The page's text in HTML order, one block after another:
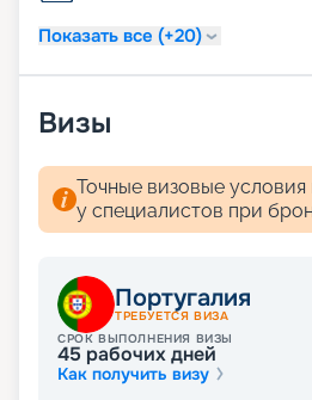
Показать все (+20)
Визы
Точные визовые условия
у специалистов при
Португалия
ТРЕБУЕТСЯ ВИЗА
СРОК ВЫПОЛНЕНИЯ ВИЗЫ
45 рабочих дней
Как получить визу